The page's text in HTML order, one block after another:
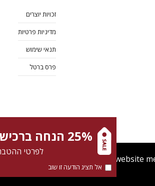
זכויות יוצרים
מדיניות פרטיות
תנאי שימוש
פרס ברטל
מדיניות Cookies תנאי שימוש
user experience. Using this website
about ourcookies policy
25% הנחה ברכישה ראשונה
לפרטי
אל תציג הודעה זו שוב